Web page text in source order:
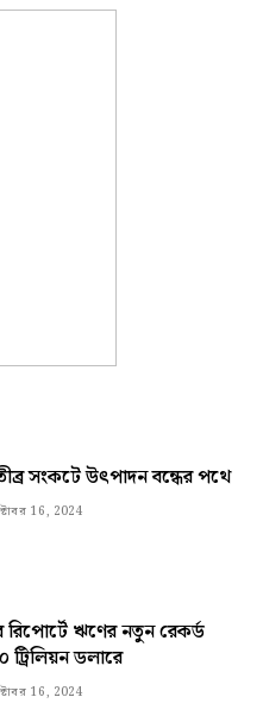
সংকটে উৎপাদন বন্ধের পথে
16, 2024
ঋণের নতুন রেকর্ড
ডলারে
16, 2024